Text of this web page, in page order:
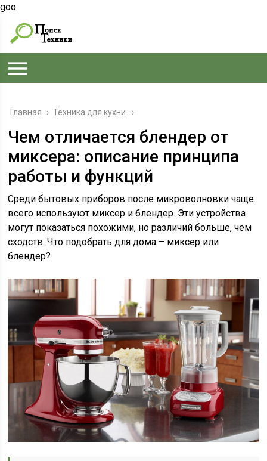
goo
Главная › Техника для кухни
Чем отличается блендер от
миксера: описание принципа
работы и функций
Среди бытовых приборов после микроволновки чаще
всего используют миксер и блендер. Эти устройства
могут показаться похожими, но различий больше, чем
сходств. Что подобрать для дома – миксер или
блендер?